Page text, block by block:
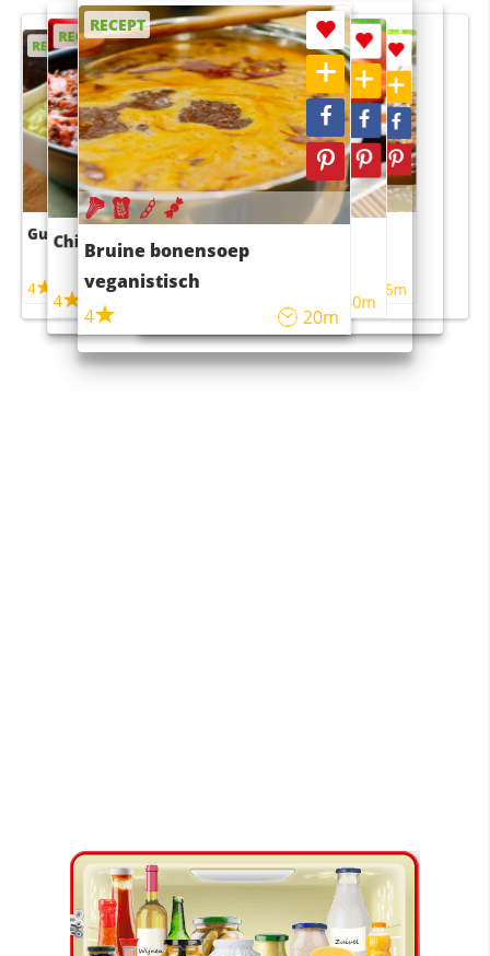
RECEPT
Guacamole
4
RECEPT
Chili con carne
4 45m
RECEPT
Bruine bonensoep
veganistisch
4
20m
RECEPT
Sushi rijstsalade
maaltijdsalade
40m
RECEPT
4 55m